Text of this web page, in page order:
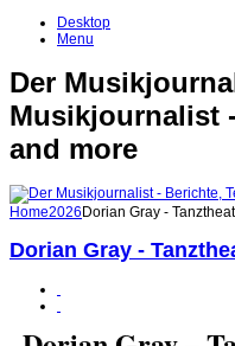
Desktop
Menu
Der
Musikjournalist
and more
Home2026 Dorian Gray -
Dorian Gray -